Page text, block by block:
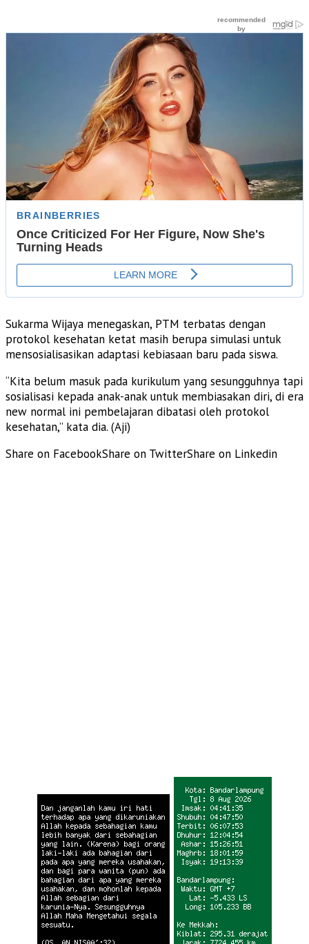
Sukarma Wijaya menegaskan, PTM terbatas dengan
protokol kesehatan ketat masih berupa simulasi untuk
mensosialisasikan adaptasi kebiasaan baru pada siswa.
“Kita belum masuk pada kurikulum yang sesungguhnya tapi
sosialisasi kepada anak-anak untuk membiasakan diri, di era
new normal ini pembelajaran dibatasi oleh protokol
kesehatan,” kata dia. (Aji)
Share on FacebookShare on TwitterShare on Linkedin